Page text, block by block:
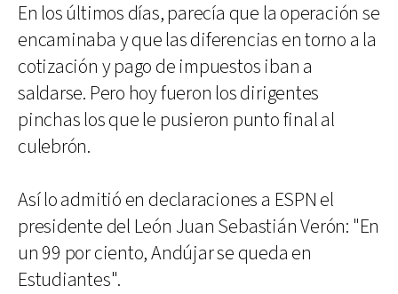
En los últimos días, parecía que la operación se
encaminaba y que las diferencias en torno a la
cotización y pago de impuestos iban a
saldarse. Pero hoy fueron los dirigentes
pinchas los que le pusieron punto final al
culebrón.
Así lo admitió en declaraciones a ESPN el
presidente del León Juan Sebastián Verón: "En
un 99 por ciento, Andújar se queda en
Estudiantes".